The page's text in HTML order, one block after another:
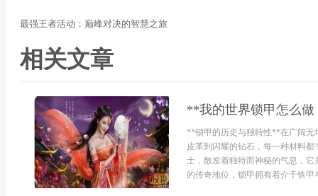
最强王者活动：巅峰对决的智慧之旅
相关文章
**我的世界锁甲怎么
**锁甲的历史与独特性**在广阔无
皮革到闪耀的钻石，每一种材料
士，散发着独特而神秘的气息，
的传奇地位，锁甲拥有着介于铁